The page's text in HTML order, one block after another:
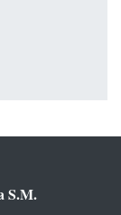
S.M.